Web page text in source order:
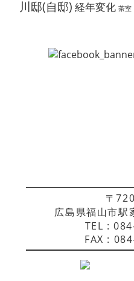
川邸(自邸) 経年変化 茶室
〒
広島県福山市駅
TEL :
FAX :